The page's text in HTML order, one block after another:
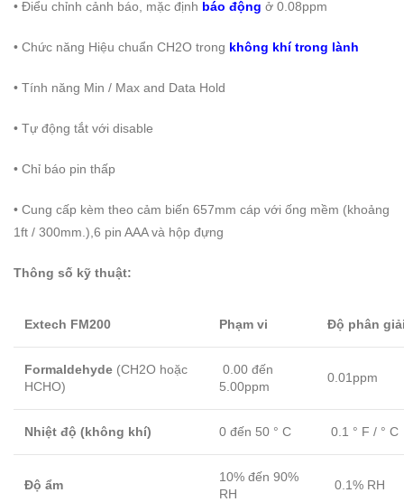
• Điểu chỉnh cảnh báo, mặc định báo động ở 0.08ppm
• Chức năng Hiệu chuẩn CH2O trong không khí trong lành
• Tính năng Min / Max and Data Hold
• Tự động tắt với disable
• Chỉ báo pin thấp
• Cung cấp kèm theo cảm biến 657mm cáp với ống mềm (khoảng
1ft / 300mm.),6 pin AAA và hộp đựng
Thông số kỹ thuật:
Extech FM200 Phạm vi Độ phân
Formaldehyde (CH2O hoặc
HCHO)
0.00 đến
5.00ppm
0.01ppm
Nhiệt độ (không khí) 0 đến 50 ° C 0.1 ° F / ° C
Độ ẩm
10% đến 90%
RH
0.1% RH